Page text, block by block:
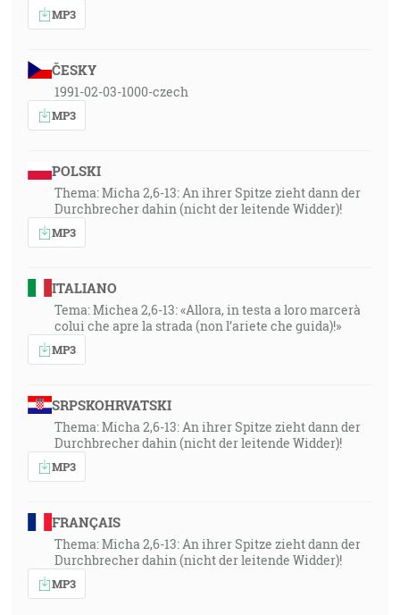
MP3
ČESKY
1991-02-03-1000-czech
MP3
POLSKI
Thema: Micha 2,6-13: An ihrer Spitze zieht dann der
Durchbrecher dahin (nicht der leitende Widder)!
MP3
ITALIANO
Tema: Michea 2,6-13: «Allora, in testa a loro marcerà
colui che apre la strada (non l’ariete che guida)!»
MP3
SRPSKOHRVATSKI
Thema: Micha 2,6-13: An ihrer Spitze zieht dann der
Durchbrecher dahin (nicht der leitende Widder)!
MP3
FRANÇAIS
Thema: Micha 2,6-13: An ihrer Spitze zieht dann der
Durchbrecher dahin (nicht der leitende Widder)!
MP3